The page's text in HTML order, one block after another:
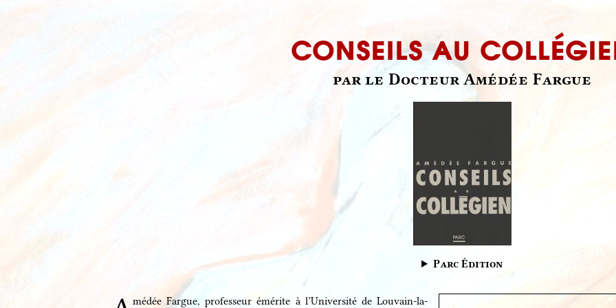
Conseils au
par le Docteur Amédée Fargue
Parc Édition
médée Fargue, professeur émérite à l’Université de Louvain-la-